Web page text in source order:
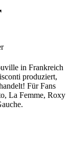
in Frankreich
produziert,
Für Fans
La Femme, Roxy